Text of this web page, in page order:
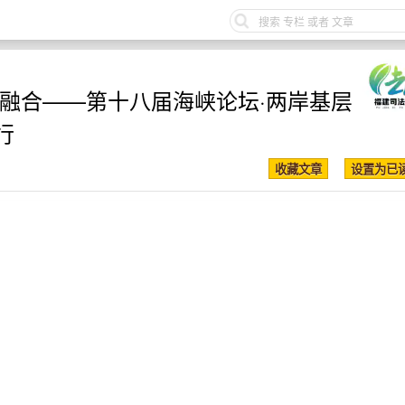
合——第十八届海峡论坛·两岸基层